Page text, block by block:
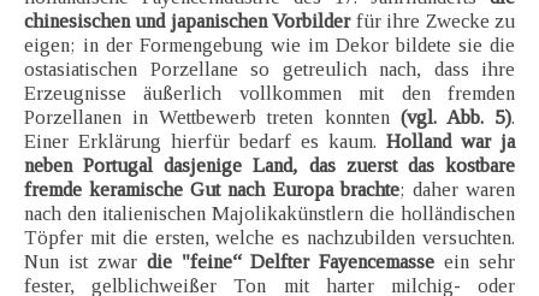
chinesischen und japanischen Vorbilderfür ihre Zwecke zu
eigen; in der Formengebung wie im Dekor bildete sie die
ostasiatischen Porzellane so getreulich nach, dass ihre
Erzeugnisse äußerlich vollkommen mit den fremden
Porzellanen in Wettbewerb treten konnten (vgl. Abb. 5).
Einer Erklärung hierfür bedarf es kaum. Holland war ja
neben Portugal dasjenige Land, das zuerst das kostbare
fremde keramische Gut nach Europa brachte; daher waren
nach den italienischen Majolikakünstlern die holländischen
Töpfer mit die ersten, welche es nachzubilden versuchten.
Nun ist zwar die "feine“ Delfter Fayencemasse ein sehr
fester, gelblichweißer Ton mit harter milchig- oder